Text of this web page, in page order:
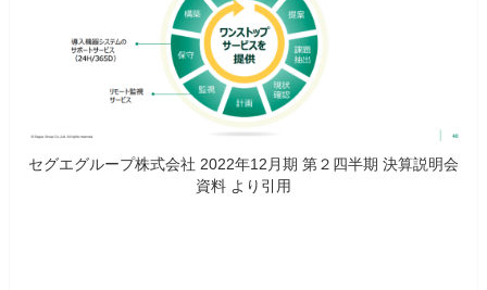
セグエグループ株式会社 2022年12月期 第２四半期 決算説明会
資料 より引用